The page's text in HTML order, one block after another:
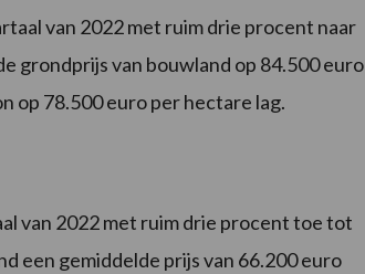
van 2022 met ruim drie procent naar
grondprijs van bouwland op 84.500 euro
op 78.500 euro per hectare lag.
van 2022 met ruim drie procent toe tot
een gemiddelde prijs van 66.200 euro